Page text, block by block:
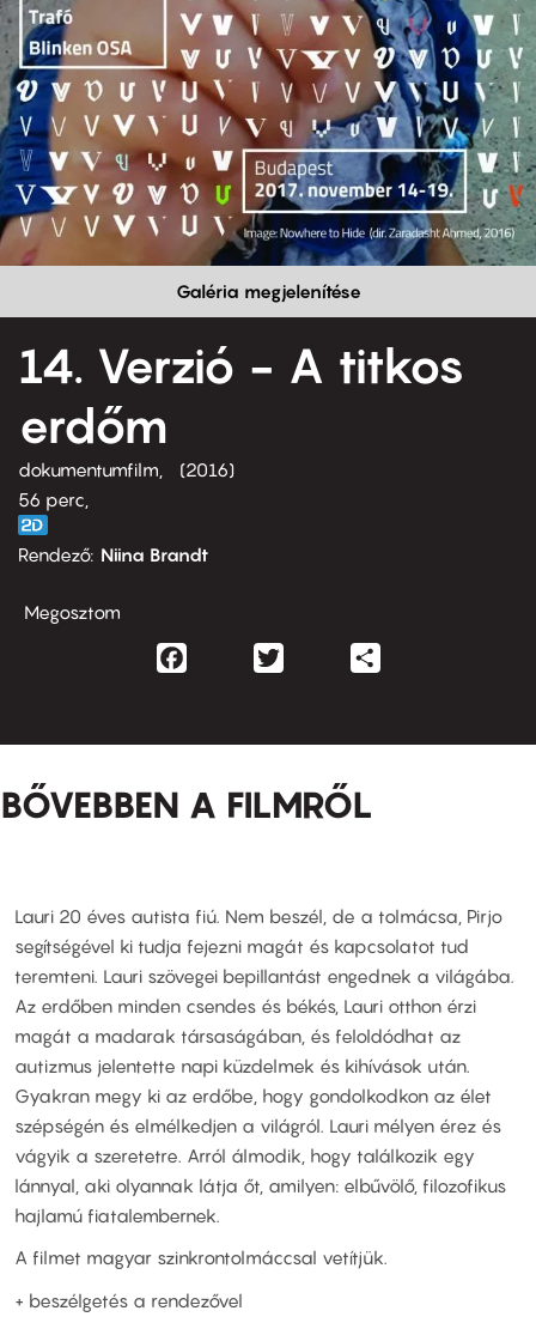
Galéria megjelenítése
14. Verzió - A titkos
erdőm
dokumentumfilm
2016
56 perc,
Rendező Niina Brandt
Megosztom
Facebook
BŐVEBBEN A FILMRŐL
Lauri 20 éves autista fiú. Nem beszél, de a tolmácsa, Pirjo
segítségével ki tudja fejezni magát és kapcsolatot tud
teremteni. Lauri szövegei bepillantást engednek a világába.
Az erdőben minden csendes és békés, Lauri otthon érzi
magát a madarak társaságában, és feloldódhat az
autizmus jelentette napi küzdelmek és kihívások után.
Gyakran megy ki az erdőbe, hogy gondolkodkon az élet
szépségén és elmélkedjen a világról. Lauri mélyen érez és
vágyik a szeretetre. Arról álmodik, hogy találkozik egy
lánnyal, aki olyannak látja őt, amilyen: elbűvölő, filozofikus
hajlamú fiatalembernek.
A filmet magyar szinkrontolmáccsal vetítjük.
+ beszélgetés a rendezővel